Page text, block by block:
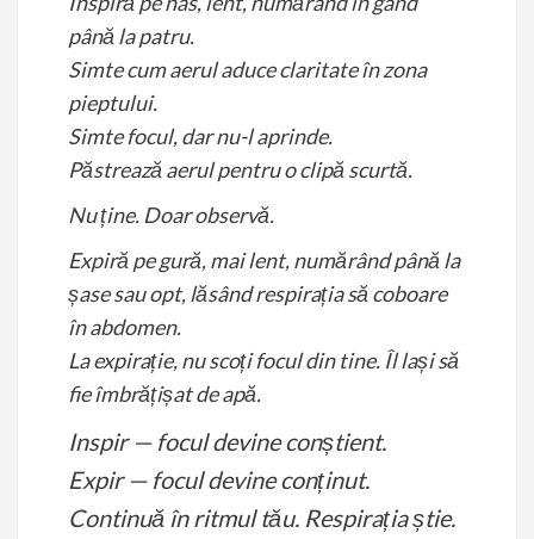
până la patru.
Simte cum aerul aduce claritate în zona
pieptului.
Simte focul, dar nu-l aprinde.
Păstrează aerul pentru o clipă scurtă.
Nu ține. Doar observă.
Expiră pe gură, mai lent, numărând până la
șase sau opt, lăsând respirația să coboare
în abdomen.
La expirație, nu scoți focul din tine. Îl lași să
fie îmbrățișat de apă.
Inspir — focul devine conștient.
Expir — focul devine conținut.
Continuă în ritmul tău. Respirația știe.